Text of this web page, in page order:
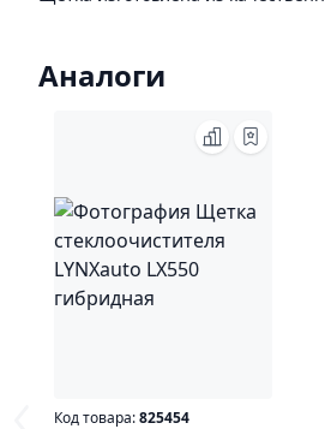
Аналоги
Код товара:825454